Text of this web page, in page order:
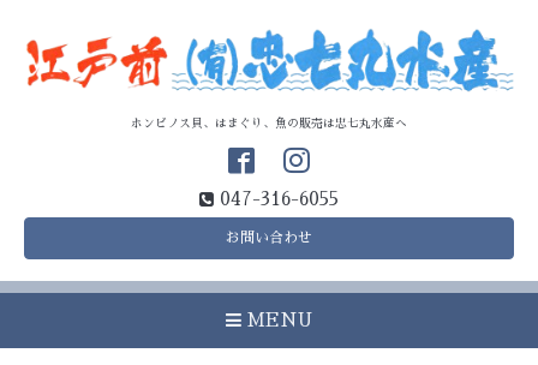
ホンビノス貝、はまぐり、魚の販売は忠七丸水産へ
047-316-6055
お問い合わせ
MENU